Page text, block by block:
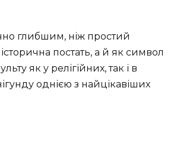
глибшим, ніж простий
постать, а й як символ
як у релігійних, так і в
однією з найцікавіших